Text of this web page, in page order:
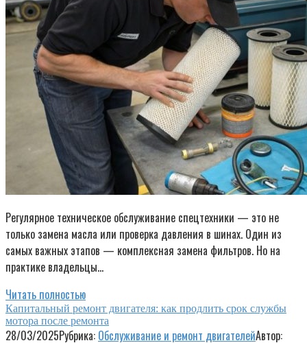
Регулярное техническое обслуживание спецтехники — это не
только замена масла или проверка давления в шинах. Один из
самых важных этапов — комплексная замена фильтров. Но на
практике владельцы…
Читать полностью
Капитальный ремонт двигателя: как продлить срок службы
мотора после ремонта
28/03/2025Рубрика: Обслуживание и ремонт двигателейАвтор: